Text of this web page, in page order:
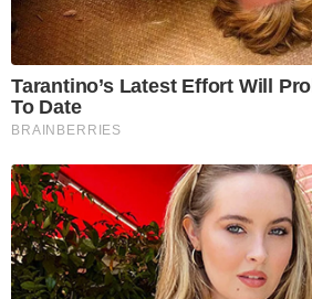
Tarantino’s Latest Effort Will
To Date
BRAINBERRIES